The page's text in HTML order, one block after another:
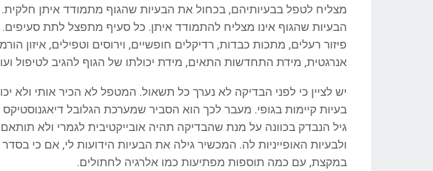
מצליח לטפל בבעיותיהם, בכחול את הבעיות שהגוף מתמודד איתן חלקית.
הבעיות שהגוף אינו מצליח להתמודד איתן. כל סעיף מתפצל לתת סעיפים.
פיזור רעלים, מתכות כבדות, רדיקלים חופשיים, וירוסים וטפילים, איזון
אנרגטית, מידת התחדשות התאים, מידת יכולתו של הגוף להגיב לטיפול
יש לציין כי לפני הבדיקה לא נערך כל תשאול. המטפל לא הכיר אותי ולא
בעיות קיימות בגופי. מעבר לכך הוא הסביר שמערכת הגלובל
גיל הנבדק בכוונה על מנת שהבדיקה תהיה אובייקטיבית לגמרי ולא
ולבעיות האופייניות לה. המכשיר גילה את הבעיות הידועות לי, אם כי
במקצת, עם כמה תוספות מפתיעות כמו אלרגיה לחתולים.